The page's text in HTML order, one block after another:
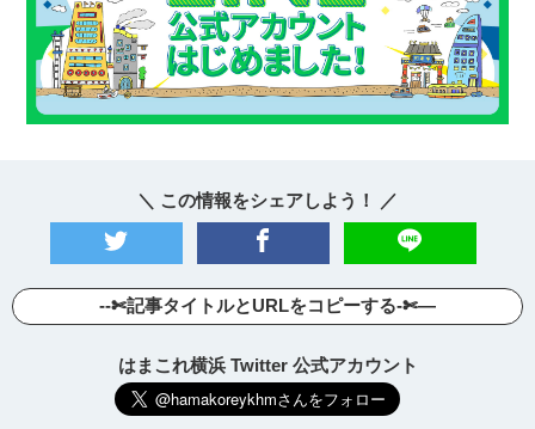
＼ この情報をシェアしよう！ ／
--✄記事タイトルとURLをコピーする-✄—
はまこれ横浜 Twitter 公式アカウント